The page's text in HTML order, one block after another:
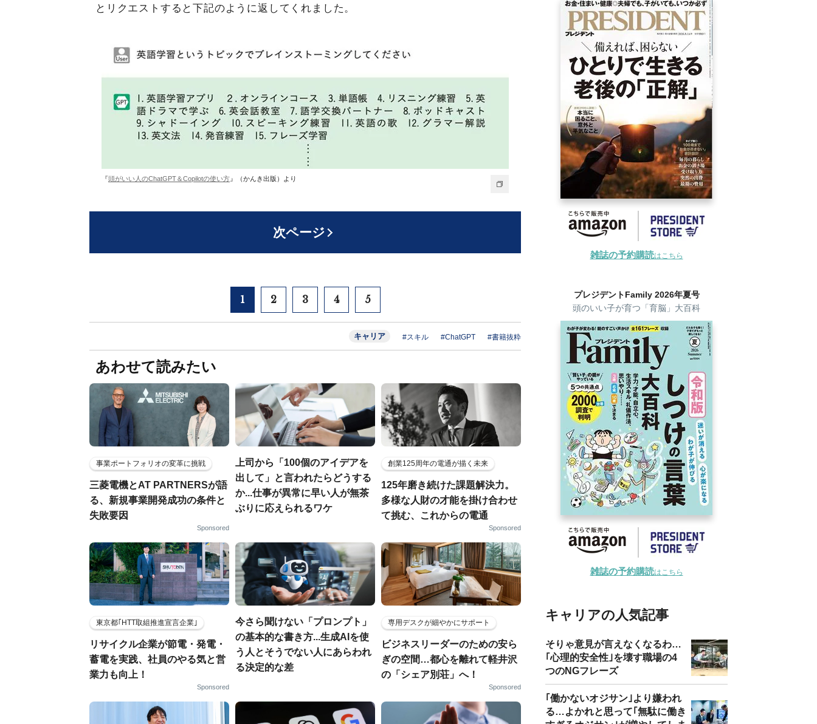
とリクエストすると下記のように返してくれました。
『頭がいい人のChatGPT＆Copilotの使い方 』（かんき出版）より
次ページ
1 2 3 4 5
キャリア #スキル #ChatGPT #書籍抜粋
あわせて読みたい
事業ポートフォリオの変革に挑戦
三菱電機とAT PARTNERSが語
る、新規事業開発成功の条件と
失敗要因
Sponsored
上司から「100個のアイデアを
出して」と言われたらどうする
か...仕事が異常に早い人が無茶
ぶりに応えられるワケ
創業125周年の電通が描く未来
125年磨き続けた課題解決力。
多様な人財の才能を掛け合わせ
て挑む、これからの電通
Sponsored
東京都｢HTT取組推進宣言企業｣
リサイクル企業が節電・発電・
蓄電を実践、社員のやる気と営
業力も向上！
Sponsored
今さら聞けない「プロンプト」
の基本的な書き方...生成AIを使
う人とそうでない人にあらわれ
る決定的な差
専用デスクが細やかにサポート
ビジネスリーダーのための安ら
ぎの空間…都心を離れて軽井沢
の「シェア別荘」へ！
Sponsored
雑誌の予約購読はこちら
プレジデントFamily 2026年夏号
頭のいい子が育つ「育脳」大百科
雑誌の予約購読はこちら
キャリアの人気記事
そりゃ意見が言えなくなるわ…
｢心理的安全性｣を壊す職場の4
つのNGフレーズ
｢働かないオジサン｣より嫌われ
る…よかれと思って｢無駄に働き